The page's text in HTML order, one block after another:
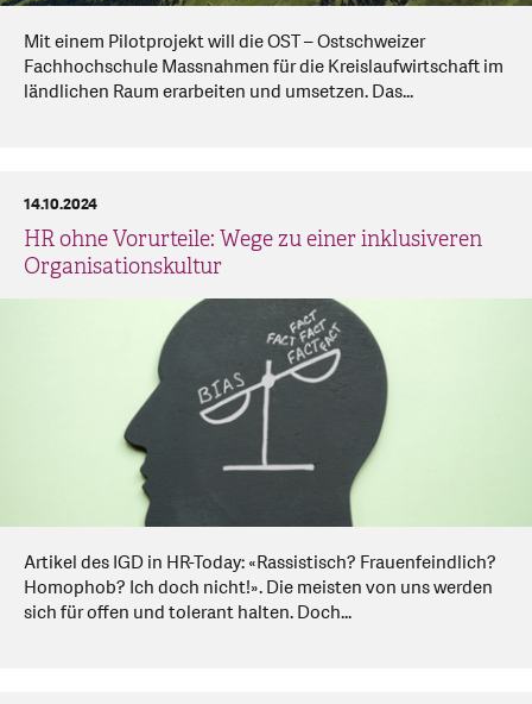
Mit einem Pilotprojekt will die OST – Ostschweizer
Fachhochschule Massnahmen für die Kreislaufwirtschaft im
ländlichen Raum erarbeiten und umsetzen. Das...
HR ohne Vorurteile: Wege zu einer inklusiveren
Organisationskultur
14.10.2024
Artikel des IGD in HR-Today: «Rassistisch? Frauenfeindlich?
Homophob? Ich doch nicht!». Die meisten von uns werden
sich für offen und tolerant halten. Doch...